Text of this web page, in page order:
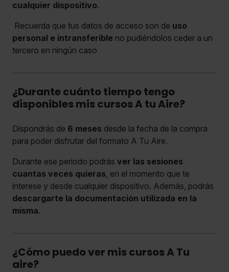
cualquier dispositivo.
Recuerda que tus datos de acceso son de uso
personal e intransferible no pudiéndolos ceder a un
tercero en ningún caso
¿Durante cuánto tiempo tengo
disponibles mis cursos A tu Aire?
Dispondrás de 6 meses desde la fecha de la compra
para poder disfrutar del formato A Tu Aire.
Durante ese periodo podrás ver las sesiones
cuantas veces quieras , en el momento que te
interese y desde cualquier dispositivo. Además, podrás
descargarte la documentación utilizada en la
misma.
¿Cómo puedo ver mis cursos A Tu
aire?